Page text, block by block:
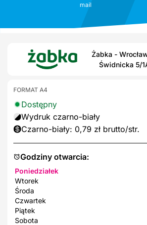
mail
Żabka -
Świdnicka 5/
Godziny otwarcia:
Poniedziałek
Wtorek
Środa
Czwartek
Piątek
Sobota
FORMAT A4
Dostępny
Wydruk czarno-biały
Czarno-biały: 0,79 zł brutto/str.